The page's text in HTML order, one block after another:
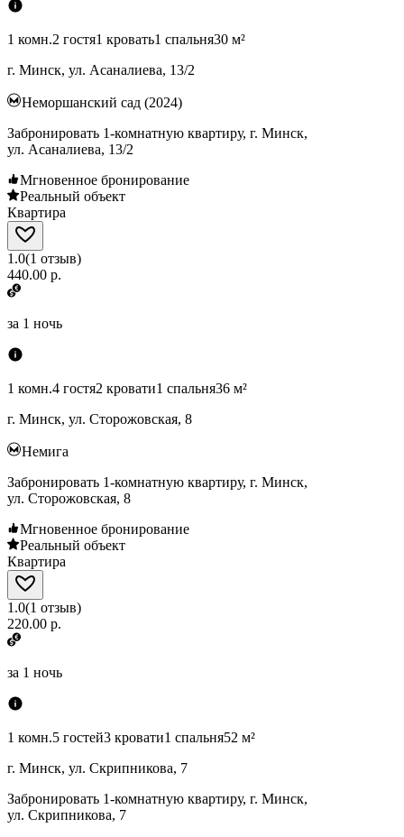
1 комн.2 гостя1 кровать1 спальня30 м²
г. Минск, ул. Асаналиева, 13/2
Неморшанский сад (2024)
Забронировать 1-комнатную квартиру, г. Минск,
ул. Асаналиева, 13/2
Мгновенное бронирование
Реальный объект
Квартира
1.0(1 отзыв)
440.00 р.
за 1 ночь
1 комн.4 гостя2 кровати1 спальня36 м²
г. Минск, ул. Сторожовская, 8
Немига
Забронировать 1-комнатную квартиру, г. Минск,
ул. Сторожовская, 8
Мгновенное бронирование
Реальный объект
Квартира
1.0(1 отзыв)
220.00 р.
за 1 ночь
1 комн.5 гостей3 кровати1 спальня52 м²
г. Минск, ул. Скрипникова, 7
Забронировать 1-комнатную квартиру, г. Минск,
ул. Скрипникова, 7